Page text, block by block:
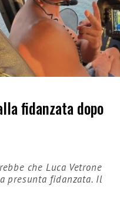
fidanzata dopo
che Luca Vetrone
presunta fidanzata. Il